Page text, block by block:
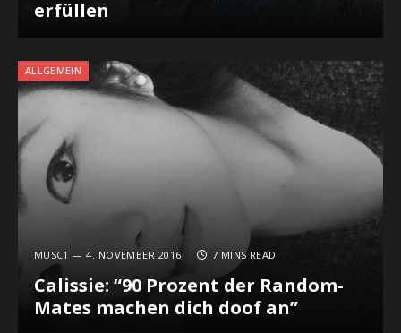
erfüllen
ALLGEMEIN
MUSC1 4. NOVEMBER 2016 7 MINS READ
Calissie: “90 Prozent der Random-
Mates machen dich doof an”